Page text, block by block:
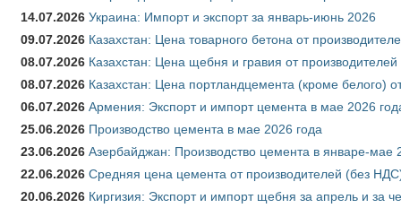
14.07.2026 Украина: Импорт и экспорт за январь-июнь 2026
09.07.2026 Казахстан: Цена товарного бетона от
08.07.2026 Казахстан: Цена щебня и гравия от
08.07.2026 Казахстан: Цена портландцемента (кроме белого)
06.07.2026 Армения: Экспорт и импорт цемента в мае 2026
25.06.2026 Производство цемента в мае 2026 года
23.06.2026 Азербайджан: Производство цемента в январе-мае
22.06.2026 Средняя цена цемента от производителей (без
20.06.2026 Киргизия: Экспорт и импорт щебня за апрель и за